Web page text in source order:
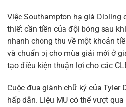
Việc Southampton hạ giá Dibling
thiết cần tiền của đội bóng sau
nhanh chóng thu về một khoản
và chuẩn bị cho mùa giải mới ở
tạo điều kiện thuận lợi cho các
Cuộc đua giành chữ ký của Tyler
hấp dẫn. Liệu MU có thể vượt